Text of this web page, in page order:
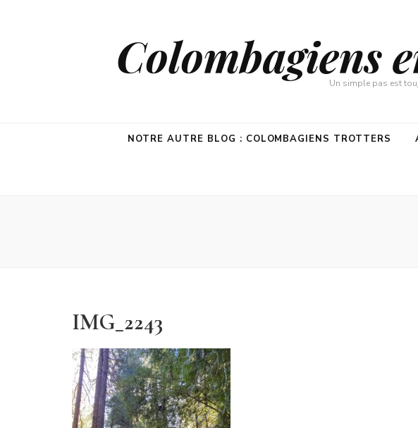
Colombagiens
Un simple pas est
NOTRE AUTRE BLOG : COLOMBAGIENS TROTTERS
IMG_2243